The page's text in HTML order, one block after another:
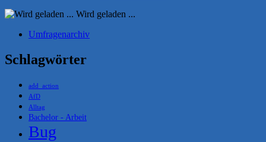
Wird geladen ...
Umfragenarchiv
Schlagwörter
add_action
AfD
Alltag
Bachelor - Arbeit
Bug